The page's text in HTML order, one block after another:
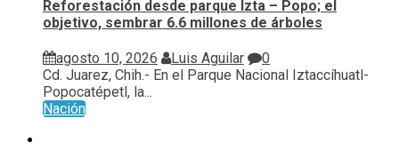
Reforestación desde parque Izta – Popo; el
objetivo, sembrar 6.6 millones de árboles
agosto 10, 2026 Luis Aguilar
0
Cd. Juarez, Chih.- En el Parque Nacional Iztaccíhuatl-
Popocatépetl, la...
Nación